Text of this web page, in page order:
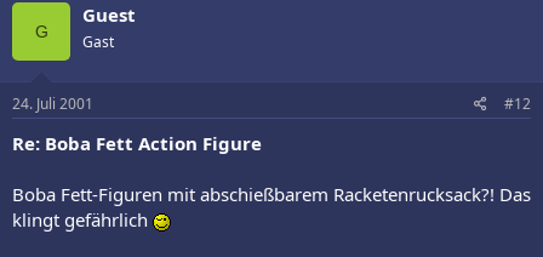
G
Guest
Gast
24. Juli 2001 #12
Re: Boba Fett Action Figure
Boba Fett-Figuren mit abschießbarem Racketenrucksack?! Das
klingt gefährlich